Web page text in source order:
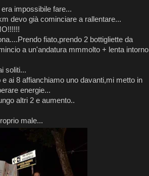
impossibile fare...
devo già cominciare a rallentare...
fiato,prendo 2 bottigliette da
a un'andatura mmmolto + lenta intorno
soliti...
ai 8 affianchiamo uno davanti,mi metto in
energie...
altri 2 e aumento..
male...